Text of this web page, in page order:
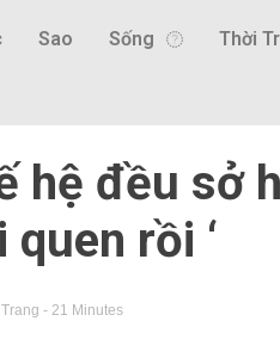
Sao Sống Thời
hệ đều sở
rồi ‘
- 21 Minutes